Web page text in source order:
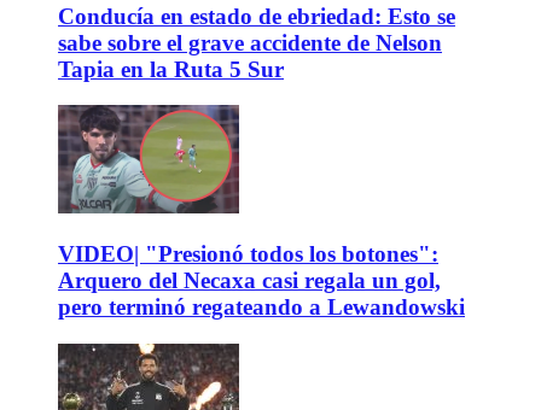
Conducía en estado de ebriedad: Esto se
sabe sobre el grave accidente de Nelson
Tapia en la Ruta 5 Sur
VIDEO| "Presionó todos los botones":
Arquero del Necaxa casi regala un gol,
pero terminó regateando a Lewandowski